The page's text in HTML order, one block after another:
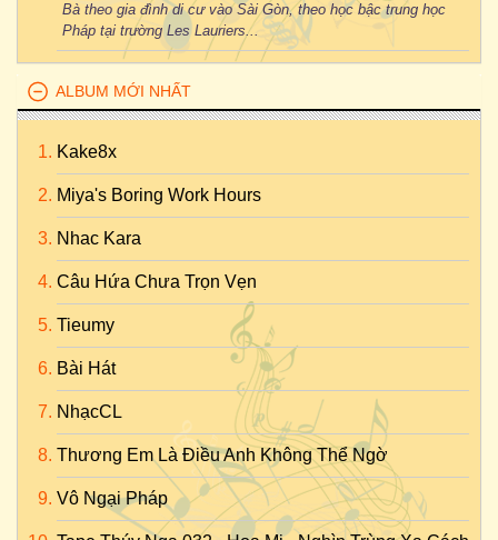
Bà theo gia đình di cư vào Sài Gòn, theo học bậc trung học
Pháp tại trường Les Lauriers...
ALBUM MỚI NHẤT
Kake8x
Miya's Boring Work Hours
Nhac Kara
Câu Hứa Chưa Trọn Vẹn
Tieumy
Bài Hát
NhạcCL
Thương Em Là Điều Anh Không Thể Ngờ
Vô Ngại Pháp